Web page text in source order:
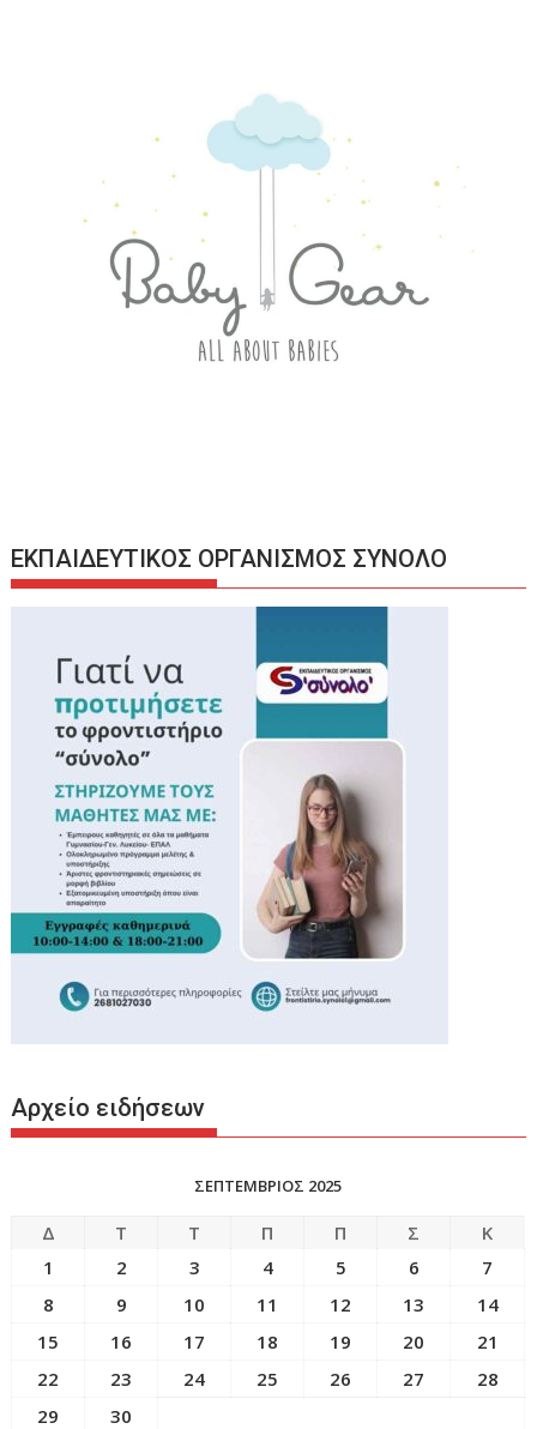
ΕΚΠΑΙΔΕΥΤΙΚΟΣ ΟΡΓΑΝΙΣΜΟΣ ΣΥΝΟΛΟ
Αρχείο ειδήσεων
ΣΕΠΤΕΜΒΡΙΟΣ 2025
Δ Τ Τ Π Π Σ
Κ
1
2 3 4 5 6
7
8
9 10 11 12 13
14
15
16 17 18 19 20
21
22
23 24 25 26 27
28
29
30